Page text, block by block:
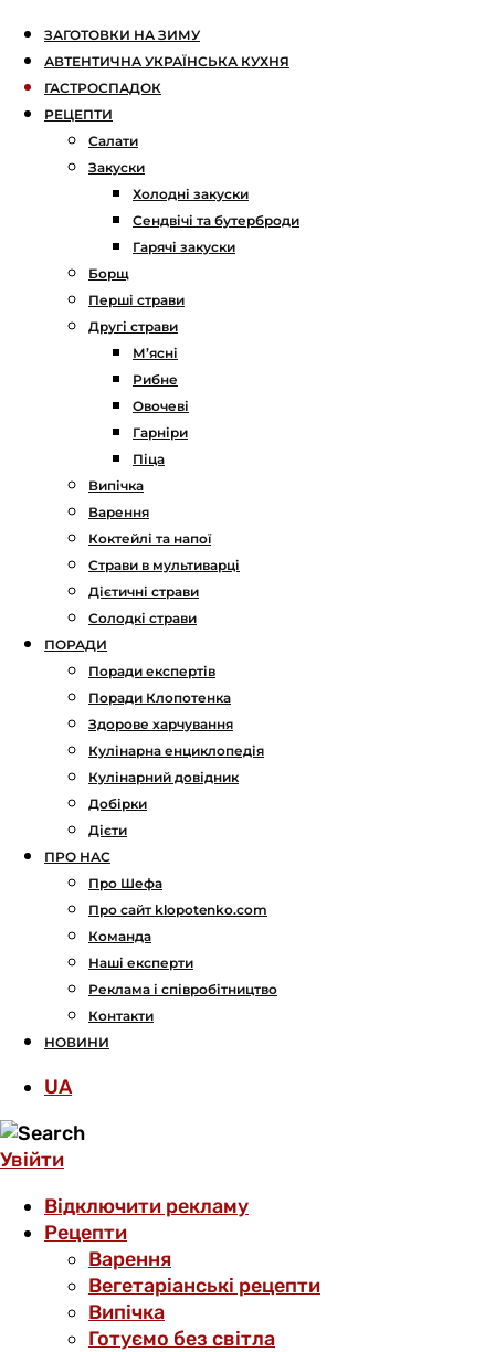
ЗАГОТОВКИ НА ЗИМУ
АВТЕНТИЧНА УКРАЇНСЬКА КУХНЯ
ГАСТРОСПАДОК
РЕЦЕПТИ
Салати
Закуски
Холодні закуски
Сендвічі та бутерброди
Гарячі закуски
Борщ
Перші страви
Другі страви
М’ясні
Рибне
Овочеві
Гарніри
Піца
Випічка
Варення
Коктейлі та напої
Страви в мультиварці
Дієтичні страви
Солодкі страви
ПОРАДИ
Поради експертів
Поради Клопотенка
Здорове харчування
Кулінарна енциклопедія
Кулінарний довідник
Добірки
Дієти
ПРО НАС
Про Шефа
Про сайт klopotenko.com
Команда
Наші експерти
Реклама і співробітництво
Контакти
НОВИНИ
UA
Увійти
Відключити рекламу
Рецепти
Варення
Вегетаріанські рецепти
Випічка
Готуємо без світла